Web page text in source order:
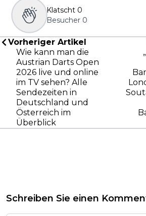
Klatscht 0
Besucher 0
Vorheriger Artikel
Wie kann man die
Austrian Darts Open
2026 live und online
im TV sehen? Alle
Sendezeiten in
Deutschland und
Österreich im
Überblick
Schreiben Sie einen